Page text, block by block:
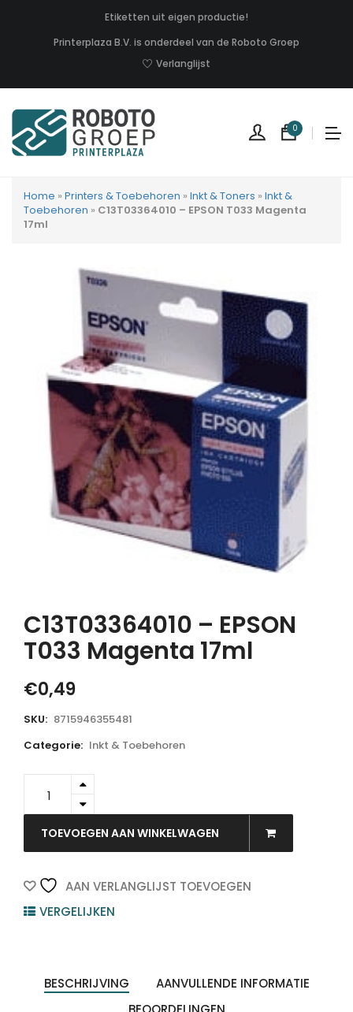
Etiketten uit eigen productie!
Printerplaza B.V. is onderdeel van de Roboto Groep
Verlanglijst
0
Home » Printers & Toebehoren » Inkt & Toners » Inkt &
Toebehoren » C13T03364010 – EPSON T033 Magenta
17ml
C13T03364010 – EPSON
T033 Magenta 17ml
€0,49
SKU: 8715946355481
Categorie: Inkt & Toebehoren
C13T03364010
EPSON
T033
Magenta
quantity
TOEVOEGEN AAN WINKELWAGEN
AAN VERLANGLIJST TOEVOEGEN
VERGELIJKEN
BESCHRIJVING
AANVULLENDE INFORMATIE